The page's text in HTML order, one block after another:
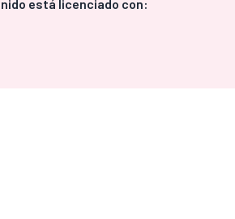
está licenciado con: